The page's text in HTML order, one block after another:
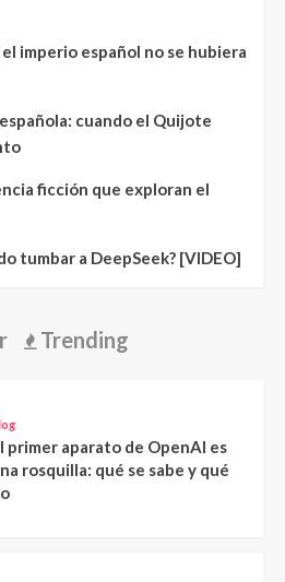
imperio español no se hubiera
cuando el Quijote
ficción que exploran el
tumbar a DeepSeek? [VIDEO]
Trending
primer aparato de OpenAI es
rosquilla: qué se sabe y qué